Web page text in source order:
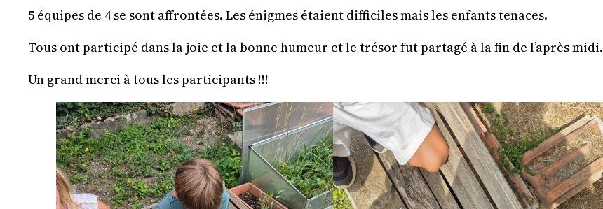
5 équipes de 4 se sont affrontées. Les énigmes étaient difficiles mais les enfants tenaces.
Tous ont participé dans la joie et la bonne humeur et le trésor fut partagé à la fin de l’après midi.
Un grand merci à tous les participants !!!